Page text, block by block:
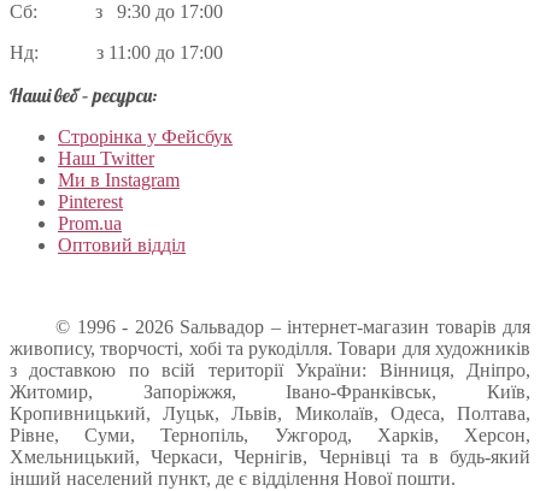
Сб: з 9:30 до 17:00
Нд: з 11:00 до 17:00
Наші веб – ресурси:
Строрінка у Фейсбук
Наш Twitter
Ми в Instagram
Pinterest
Prom.ua
Оптовий відділ
© 1996 - 2026 Sальвадор – інтернет-магазин товарів для
живопису, творчості, хобі та рукоділля. Товари для художників
з доставкою по всій території України: Вінниця, Дніпро,
Житомир, Запоріжжя, Івано-Франківськ, Київ,
Кропивницький, Луцьк, Львів, Миколаїв, Одеса, Полтава,
Рівне, Суми, Тернопіль, Ужгород, Харків, Херсон,
Хмельницький, Черкаси, Чернігів, Чернівці та в будь-який
інший населений пункт, де є відділення Нової пошти.